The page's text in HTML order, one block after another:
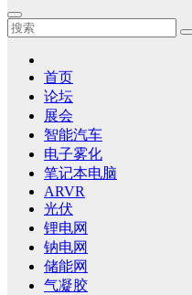
首页
论坛
展会
智能汽车
电子雾化
笔记本电脑
ARVR
光伏
锂电网
钠电网
储能网
气凝胶